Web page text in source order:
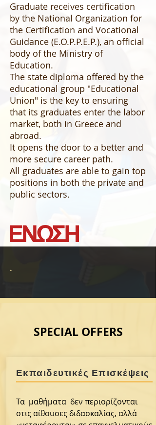
Graduate receives certification
by the National Organization for
the Certification and Vocational
Guidance (E.O.P.P.E.P.), an official
body of the Ministry of
Education.
The state diploma offered by the
educational group "Educational
Union" is the key to ensuring
that its graduates enter the labor
market, both in Greece and
abroad.
It opens the door to a better and
more secure career path.
All graduates are able to gain top
positions in both the private and
public sectors.
.
SPECIAL OFFERS
Εκπαιδευτικές Επισκέψεις
Τα μαθήματα δεν περιορίζονται
στις αίθουσες διδασκαλίας, αλλά